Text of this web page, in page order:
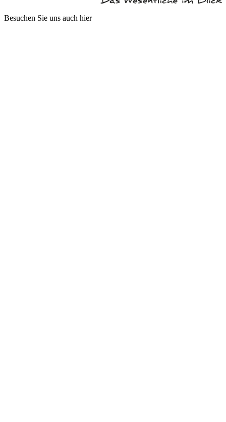
Besuchen Sie uns auch hier